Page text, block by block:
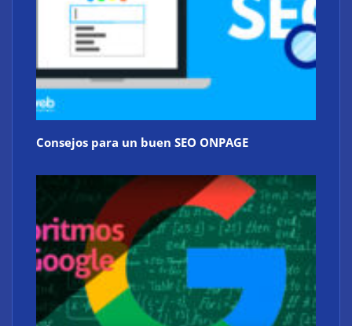
Consejos para un buen SEO ONPAGE